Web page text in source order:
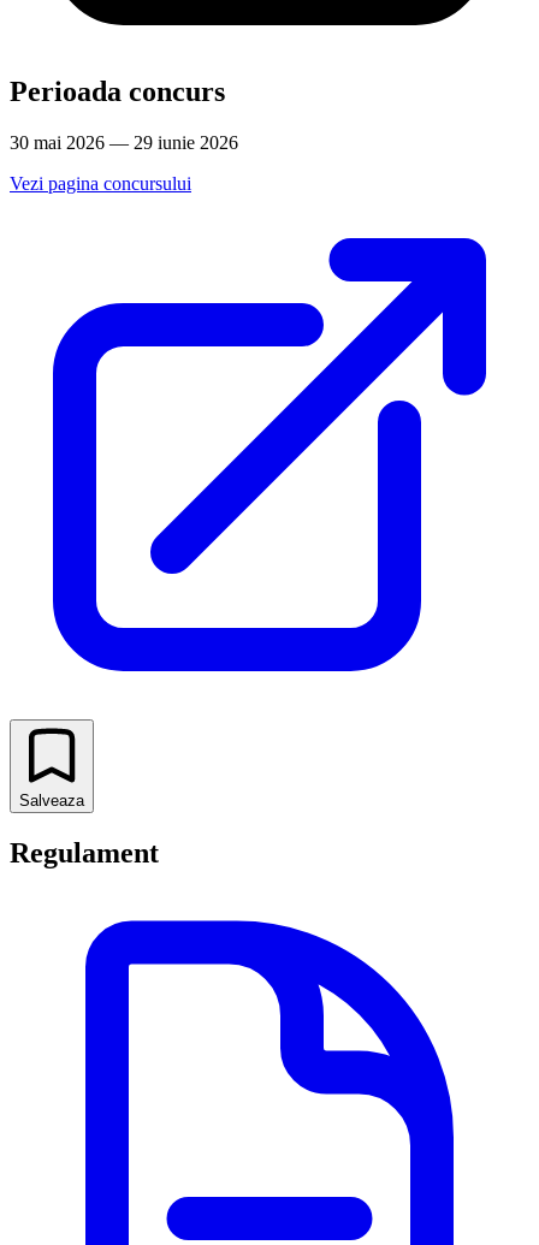
Perioada concurs
30 mai 2026 — 29 iunie 2026
Vezi pagina concursului
Salveaza
Regulament